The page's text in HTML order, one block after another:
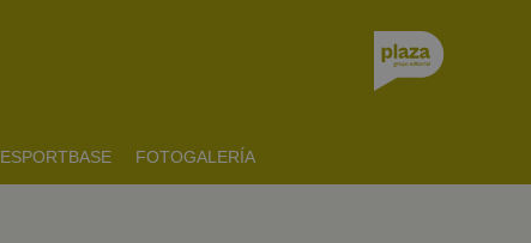
ESPORTBASE FOTOGALERÍA